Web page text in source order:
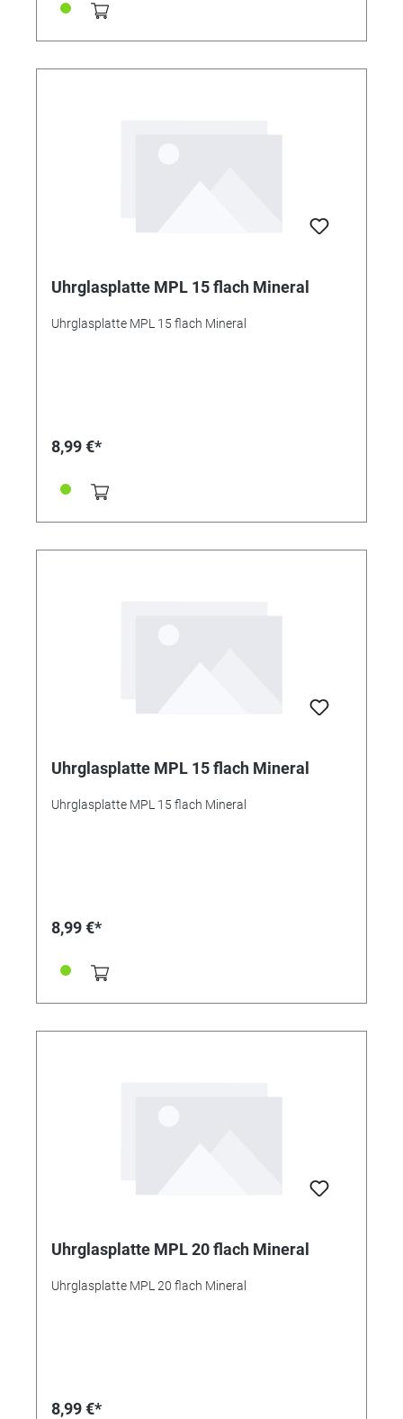
Uhrglasplatte MPL 15 flach Mineral
Uhrglasplatte MPL 15 flach Mineral
8,99 €*
Uhrglasplatte MPL 15 flach Mineral
Uhrglasplatte MPL 15 flach Mineral
8,99 €*
Uhrglasplatte MPL 20 flach Mineral
Uhrglasplatte MPL 20 flach Mineral
8,99 €*